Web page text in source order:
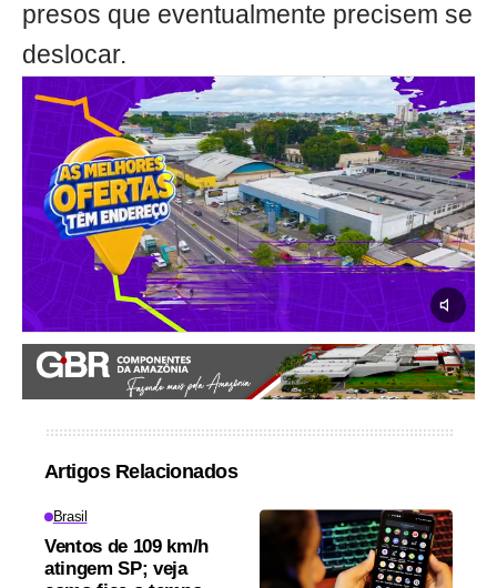
presos que eventualmente precisem se
deslocar.
Artigos Relacionados
Brasil
Ventos de 109 km/h
atingem SP; veja